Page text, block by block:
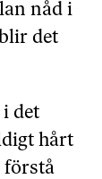
nåd i
det
det
hårt
förstå